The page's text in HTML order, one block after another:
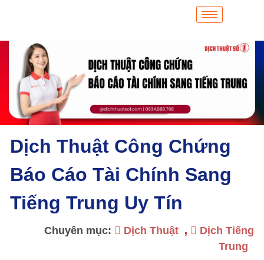
Dịch Thuật Công Chứng
Báo Cáo Tài Chính Sang
Tiếng Trung Uy Tín
Chuyên mục: Dịch Thuật ,
Dịch Tiếng
Trung